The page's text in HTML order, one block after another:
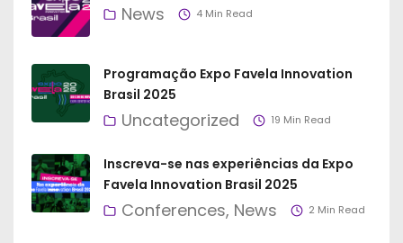
News 4 Min Read
Programação Expo Favela Innovation
Brasil 2025
Uncategorized 19 Min Read
Inscreva-se nas experiências da Expo
Favela Innovation Brasil 2025
Conferences News 2 Min Read